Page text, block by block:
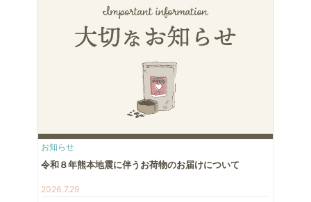
お知らせ
令和８年熊本地震に伴うお荷物のお届けについて
2026.7.29